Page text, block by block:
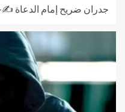
جدران ضريح إمام الدعاة